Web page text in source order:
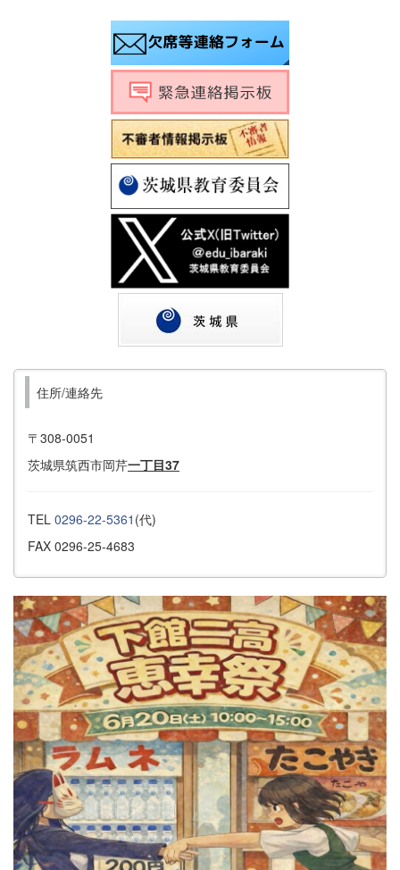
住所/連絡先
〒308-0051
茨城県筑西市岡芹一丁目37
TEL 0296-22-5361 (代)
FAX 0296-25-4683